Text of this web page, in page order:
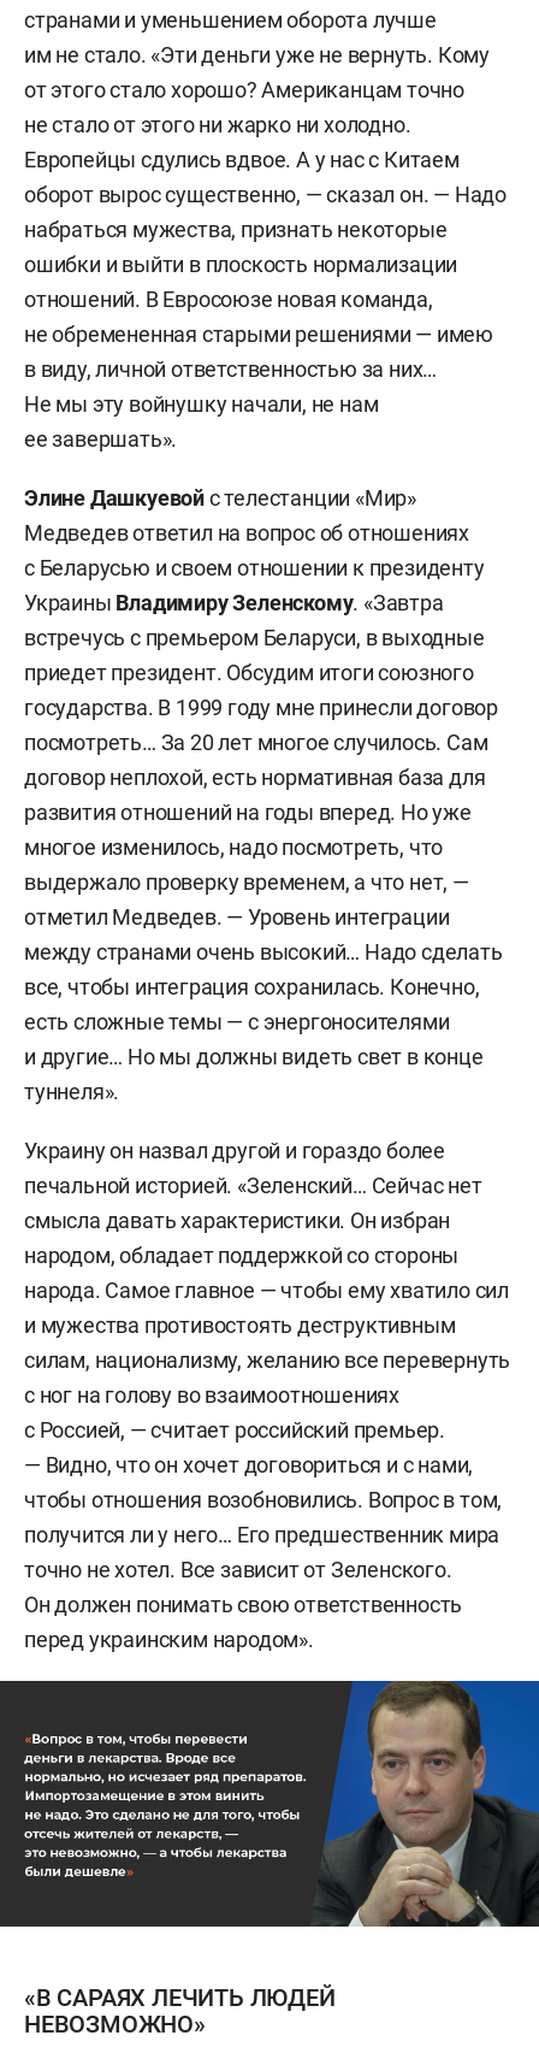
странами и уменьшением оборота лучше
им не стало. «Эти деньги уже не вернуть. Кому
от этого стало хорошо? Американцам точно
не стало от этого ни жарко ни холодно.
Европейцы сдулись вдвое. А у нас с Китаем
оборот вырос существенно, — сказал он. — Надо
набраться мужества, признать некоторые
ошибки и выйти в плоскость нормализации
отношений. В Евросоюзе новая команда,
не обремененная старыми решениями — имею
в виду, личной ответственностью за них…
Не мы эту войнушку начали, не нам
ее завершать».
Элине Дашкуевойс телестанции «Мир»
Медведев ответил на вопрос об отношениях
с Беларусью и своем отношении к президенту
Украины Владимиру Зеленскому. «Завтра
встречусь с премьером Беларуси, в выходные
приедет президент. Обсудим итоги союзного
государства. В 1999 году мне принесли договор
посмотреть… За 20 лет многое случилось. Сам
договор неплохой, есть нормативная база для
развития отношений на годы вперед. Но уже
многое изменилось, надо посмотреть, что
выдержало проверку временем, а что нет, —
отметил Медведев. — Уровень интеграции
между странами очень высокий… Надо сделать
все, чтобы интеграция сохранилась. Конечно,
есть сложные темы — с энергоносителями
и другие… Но мы должны видеть свет в конце
туннеля».
Украину он назвал другой и гораздо более
печальной историей. «Зеленский… Сейчас нет
смысла давать характеристики. Он избран
народом, обладает поддержкой со стороны
народа. Самое главное — чтобы ему хватило сил
и мужества противостоять деструктивным
силам, национализму, желанию все перевернуть
с ног на голову во взаимоотношениях
с Россией, — считает российский премьер.
— Видно, что он хочет договориться и с нами,
чтобы отношения возобновились. Вопрос в том,
получится ли у него… Его предшественник мира
точно не хотел. Все зависит от Зеленского.
Он должен понимать свою ответственность
перед украинским народом».
«В САРАЯХ ЛЕЧИТЬ ЛЮДЕЙ
НЕВОЗМОЖНО»